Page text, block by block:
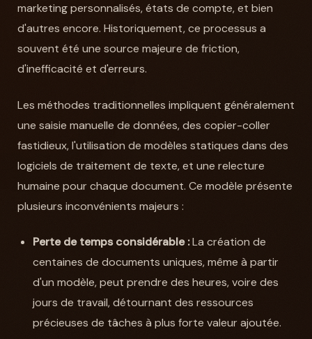
marketing personnalisés, états de compte, et bien
d'autres encore. Historiquement, ce processus a
souvent été une source majeure de friction,
d'inefficacité et d'erreurs.
Les méthodes traditionnelles impliquent généralement
une saisie manuelle de données, des copier-coller
fastidieux, l'utilisation de modèles statiques dans des
logiciels de traitement de texte, et une relecture
humaine pour chaque document. Ce modèle présente
plusieurs inconvénients majeurs :
Perte de temps considérable :La création de
centaines de documents uniques, même à partir
d'un modèle, peut prendre des heures, voire des
jours de travail, détournant des ressources
précieuses de tâches à plus forte valeur ajoutée.